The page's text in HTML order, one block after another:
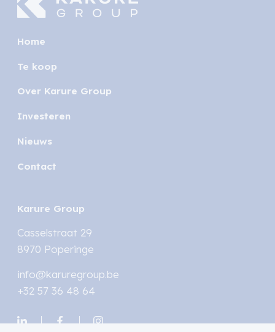
Home
Te koop
Over Karure Group
Investeren
Nieuws
Contact
Karure Group
Casselstraat 29
8970 Poperinge
info@karuregroup.be
+32 57 36 48 64